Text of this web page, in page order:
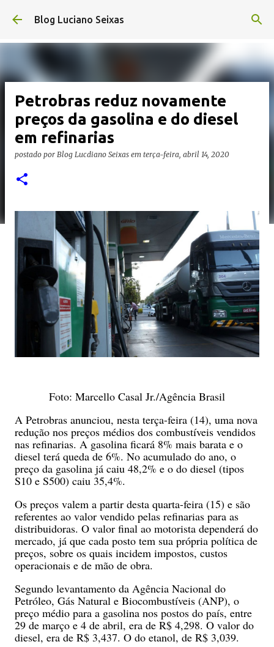
Pular para o conteúdo principal
Blog Luciano Seixas
Petrobras reduz novamente
preços da gasolina e do diesel
em refinarias
postado por Blog Lucdiano Seixas em terça-feira, abril 14, 2020
Foto: Marcello Casal Jr./Agência Brasil
A Petrobras anunciou, nesta terça-feira (14), uma nova
redução nos preços médios dos combustíveis vendidos
nas refinarias. A gasolina ficará 8% mais barata e o
diesel terá queda de 6%. No acumulado do ano, o
preço da gasolina já caiu 48,2% e o do diesel (tipos
S10 e S500) caiu 35,4%.
Os preços valem a partir desta quarta-feira (15) e são
referentes ao valor vendido pelas refinarias para as
distribuidoras. O valor final ao motorista dependerá do
mercado, já que cada posto tem sua própria política de
preços, sobre os quais incidem impostos, custos
operacionais e de mão de obra.
Segundo levantamento da Agência Nacional do
Petróleo, Gás Natural e Biocombustíveis (ANP), o
preço médio para a gasolina nos postos do país, entre
29 de março e 4 de abril, era de R$ 4,298. O valor do
diesel, era de R$ 3,437. O do etanol, de R$ 3,039.